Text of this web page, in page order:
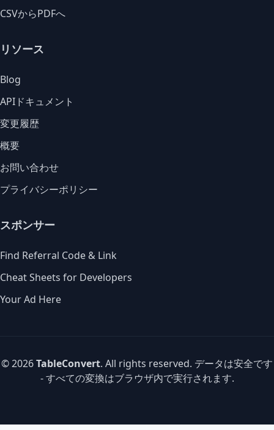
CSVからPDFへ
リソース
Blog
APIドキュメント
変更履歴
概要
お問い合わせ
プライバシーポリシー
スポンサー
Find Referral Code & Link
Cheat Sheets for Developers
Your Ad Here
© 2026TableConvert. All rights reserved. データは安全です
- すべての変換はブラウザ内で実行されます.